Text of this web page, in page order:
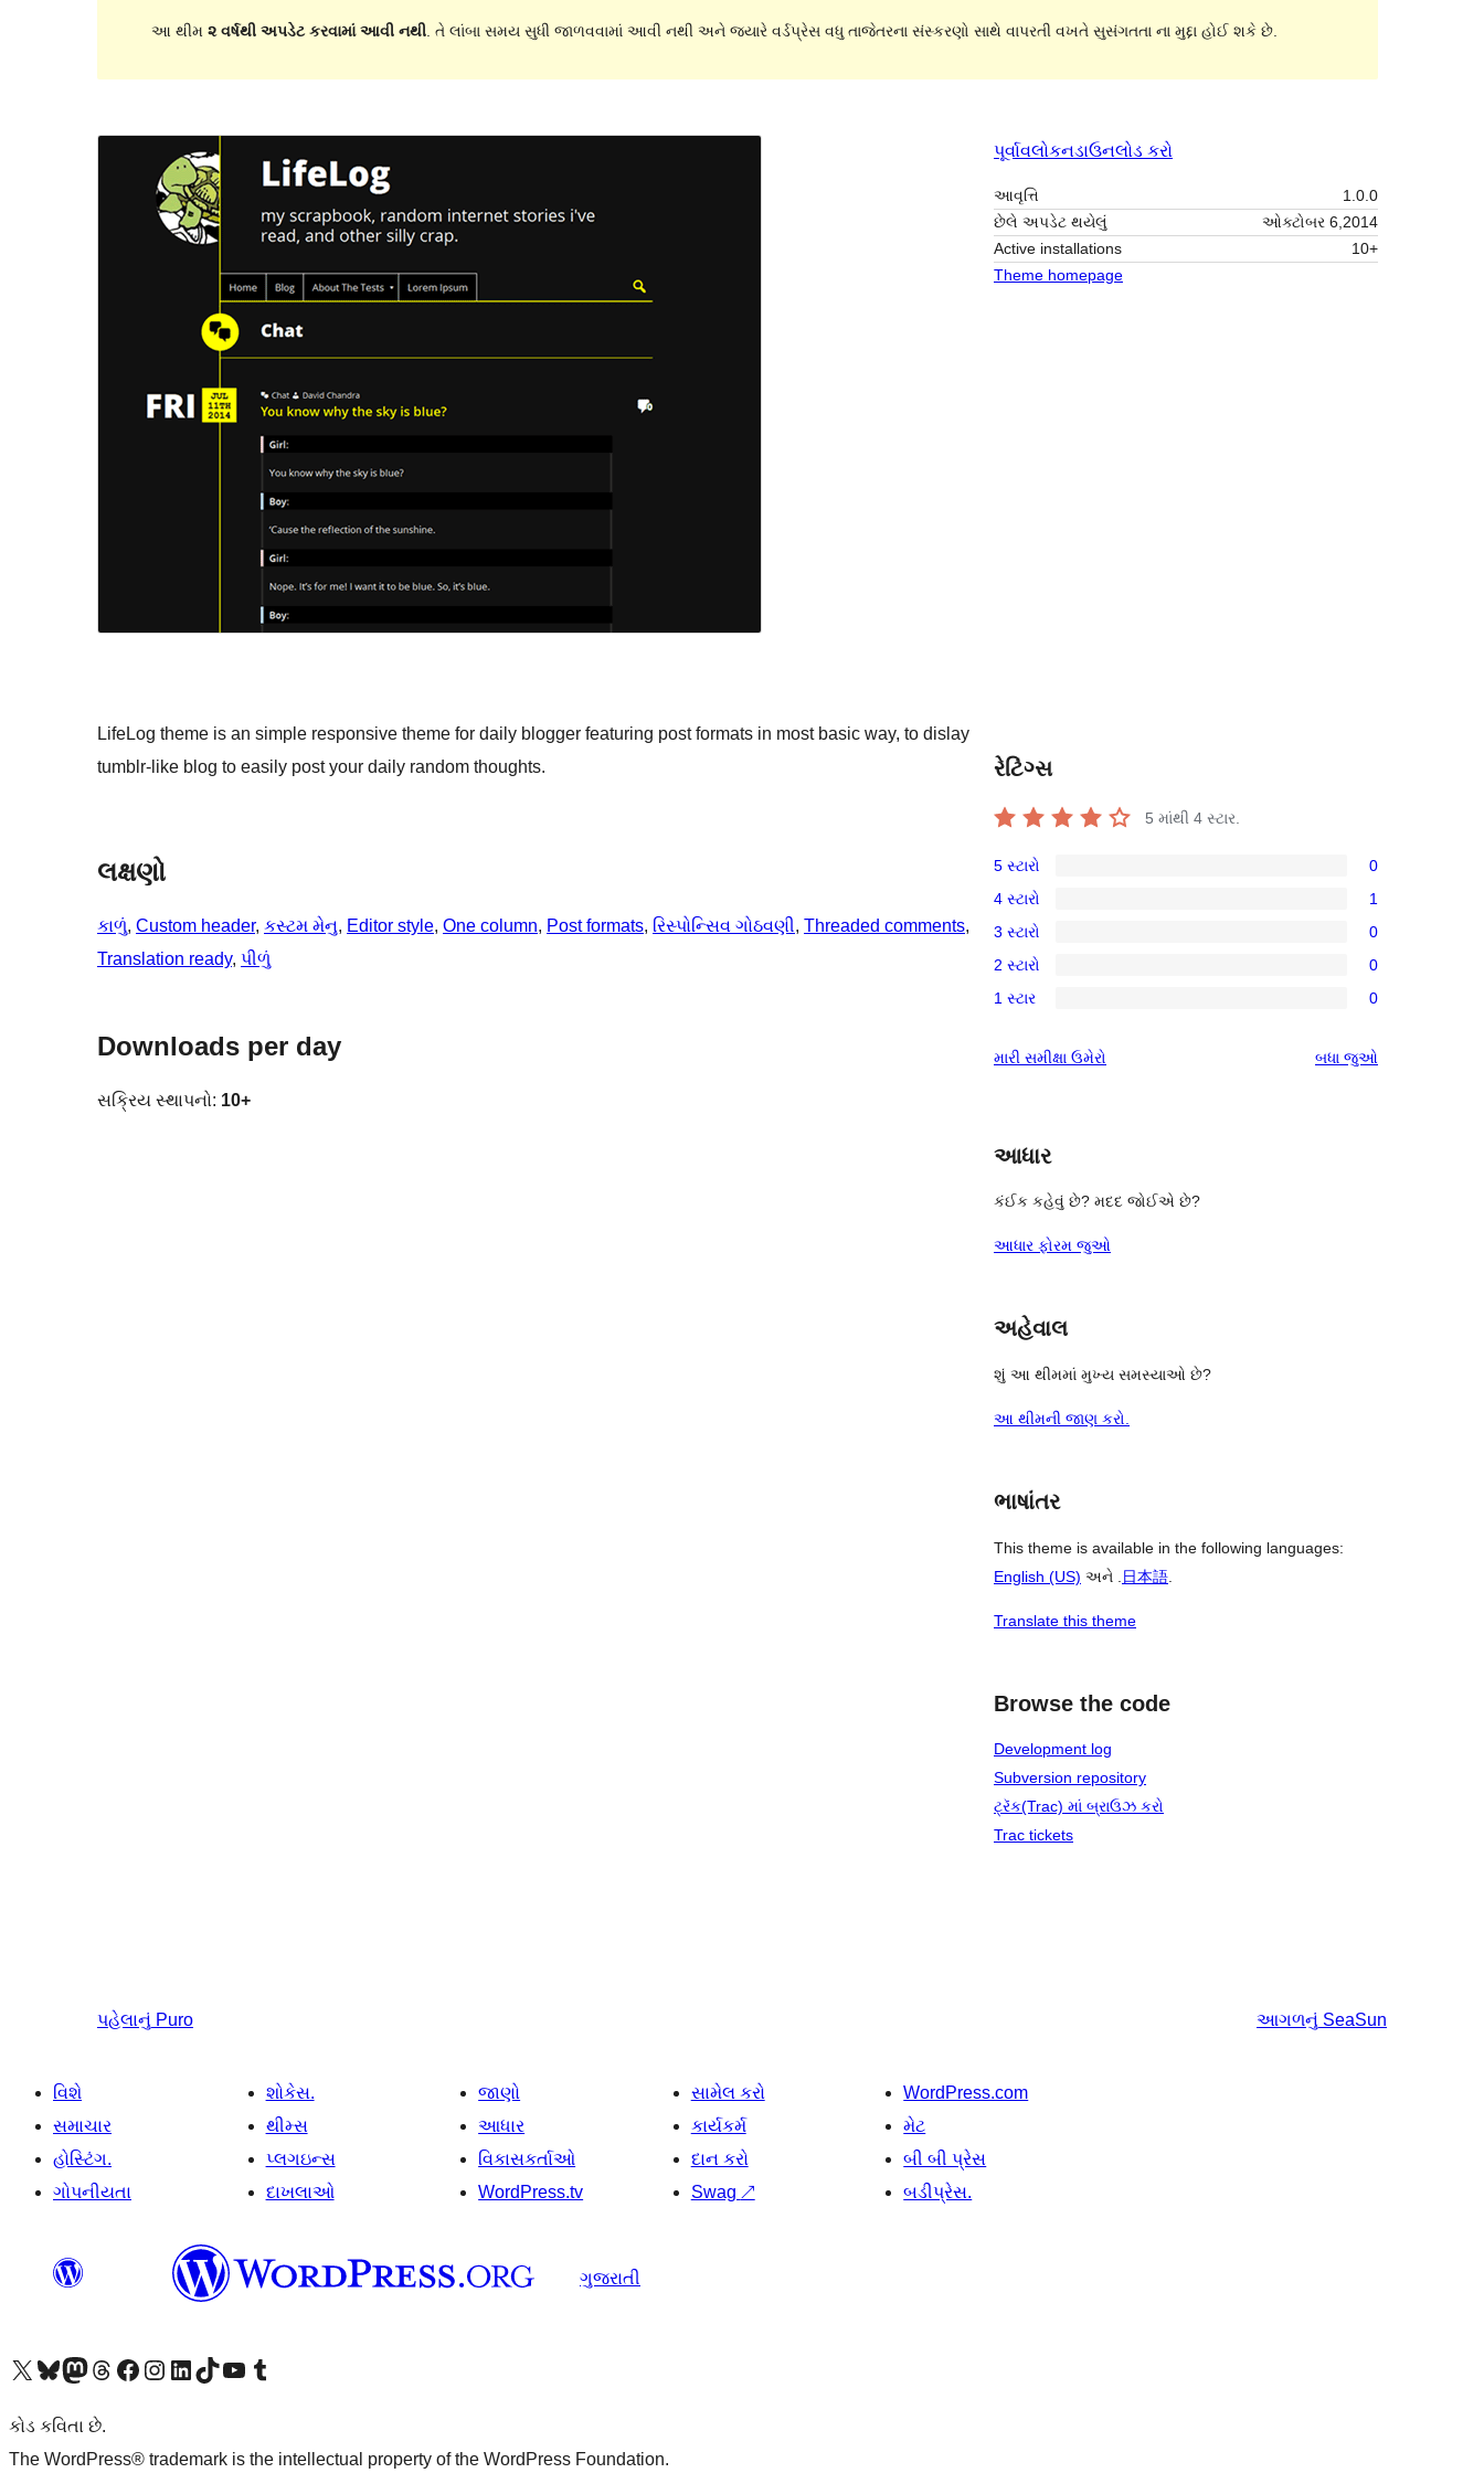
આ થીમ ૨ વર્ષથી અપડેટ કરવામાં આવી નથી. તે લાંબા સમય સુધી જાળવવામાં આવી નથી અને જ્યારે વર્ડપ્રેસ વધુ તાજેતરના સંસ્કરણો સાથે વાપરતી વખતે સુસંગતતા ના મુદ્દા હોઈ શકે છે.
પૂર્વાવલોકનડાઉનલોડ કરો
આવૃત્તિ
1.0.0
છેલે અપડેટ થયેલું
ઓક્ટોબર 6,2014
Active installations
10+
Theme homepage
LifeLog theme is an simple responsive theme for daily blogger featuring post formats in most basic way, to dislay
tumblr-like blog to easily post your daily random thoughts.
લક્ષણો
કાળું, Custom header, કસ્ટમ મેનુ, Editor style, One column, Post formats, રિસ્પોન્સિવ ગોઠવણી, Threaded comments
Translation ready, પીળું
Downloads per day
સક્રિય સ્થાપનો: 10+
રેટિંગ્સ
5 માંથી 4 સ્ટાર.
5-
સ્ટાર
સમીક્ષાઓ
5 સ્ટારો 0
4-
સ્ટાર
સમીક્ષા
4 સ્ટારો 1
3-
સ્ટાર
3 સ્ટારો 0
2-
સમીક્ષાઓ
2 સ્ટારો 0
સ્ટાર
1 સ્ટાર 0
મારી સમીક્ષા ઉમેરો બધા સમીક્ષાઓ
જુઓ
આધાર
કંઈક કહેવું છે? મદદ જોઈએ છે?
આધાર ફોરમ જુઓ
અહેવાલ
શું આ થીમમાં મુખ્ય સમસ્યાઓ છે?
આ થીમની જાણ કરો.
ભાષાંતર
This theme is available in the following languages:
English (US) અને . 日本語
Translate this theme
Browse the code
Development log
Subversion repository
ટ્રૅક(Trac) માં બ્રાઉઝ કરો
Trac tickets
પહેલાનું Puro આગળનું SeaSun
વિશે
સમાચાર
હોસ્ટિંગ.
ગોપનીયતા
શોકેસ.
થીમ્સ
પ્લગઇન્સ
દાખલાઓ
જાણો
આધાર
વિકાસકર્તાઓ
WordPress.tv
સામેલ કરો
કાર્યકર્મ
દાન કરો
Swag ↗
WordPress.com
મેટ
બી બી પ્રેસ
બડીપ્રેસ.
ગુજરાતી
અમારા X (અગાઉ ટ્વિટર) એકાઉન્ટની મુલાકાત લોઅમારા Bluesky એકાઉન્ટની મુલાકાત લોઅમારા માસ્ટોડોન એકાઉન્ટની મુલાકાત લોઅમારા Threads એકાઉન્ટની મુલાકાત લો અમારા ફેસબુક પેજની મુલાકાત લોઅમારા ઇન્સ્ટાગ્રામ એકાઉન્ટની મુલાકાત લો અમારા LinkedIn એકાઉન્ટની મુલાકાત લોઅમારા TikTok એકાઉન્ટની મુલાકાત લોઅમારી YouTube ચેનલની મુલાકાત લો અમારા Tumblr એકાઉન્ટની મુલાકાત લો
કોડ કવિતા છે.
The WordPress® trademark is the intellectual property of the WordPress Foundation.